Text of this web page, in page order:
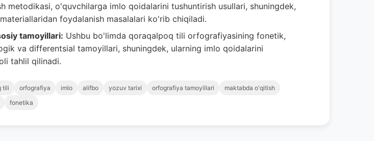
metodikasi, o'quvchilarga imlo qoidalarini tushuntirish usullari, shuningdek,
foydalanish masalalari ko'rib chiqiladi.
tamoyillari: Ushbu bo'limda qoraqalpoq tili orfografiyasining fonetik,
va differentsial tamoyillari, shuningdek, ularning imlo qoidalarini
tahlil qilinadi.
tili orfografiya imlo alifbo yozuv tarixi orfografiya tamoyillari
maktabda o'qitish
fonetika